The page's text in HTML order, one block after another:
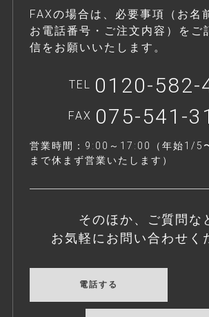
FAXの場合は、必要事項（お名
お電話番号・ご注文内容）をご
信をお願いいたします。
TEL 0120-582-
FAX 075-541-
営業時間：9:00～17:00（年始1/5
まで休まず営業いたします）
そのほか、ご質問な
お気軽にお問い合わせく
電話する